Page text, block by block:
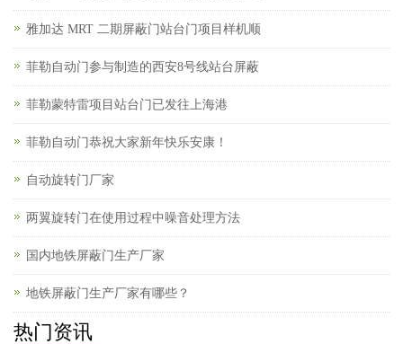
雅加达 MRT 二期屏蔽门站台门项目样机顺
菲勒自动门参与制造的西安8号线站台屏蔽
菲勒蒙特雷项目站台门已发往上海港
菲勒自动门恭祝大家新年快乐安康！
自动旋转门厂家
两翼旋转门在使用过程中噪音处理方法
国内地铁屏蔽门生产厂家
地铁屏蔽门生产厂家有哪些？
热门资讯